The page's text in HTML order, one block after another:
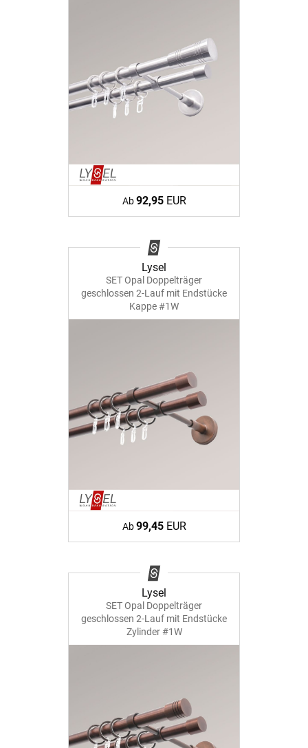
Ab92,95EUR
Lysel
SET Opal Doppelträger
geschlossen 2-Lauf mit Endstücke
Kappe #1W
Ab99,45EUR
Lysel
SET Opal Doppelträger
geschlossen 2-Lauf mit Endstücke
Zylinder #1W